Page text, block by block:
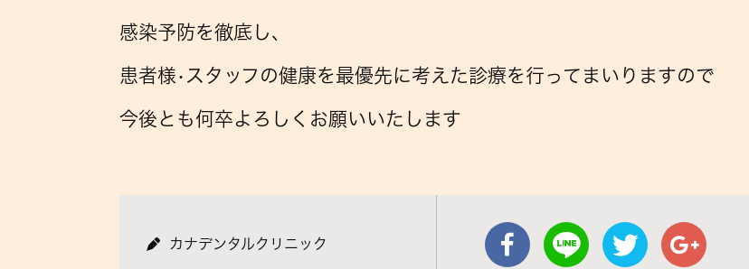
感染予防を徹底し、
患者様•スタッフの健康を最優先に考えた診療を行ってまいりますので
今後とも何卒よろしくお願いいたします
カナデンタルクリニック